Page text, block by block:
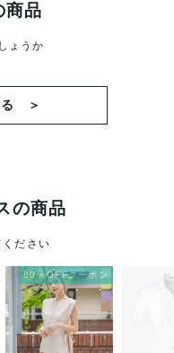
品
ょうか
る ＞
の商品
ださい
80％OFFクーポン